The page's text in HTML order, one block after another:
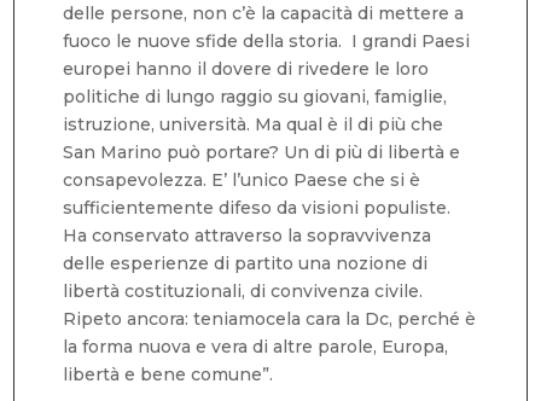
delle persone, non c’è la capacità di mettere a
fuoco le nuove sfide della storia. I grandi Paesi
europei hanno il dovere di rivedere le loro
politiche di lungo raggio su giovani, famiglie,
istruzione, università. Ma qual è il di più che
San Marino può portare? Un di più di libertà e
consapevolezza. E’ l’unico Paese che si è
sufficientemente difeso da visioni populiste.
Ha conservato attraverso la sopravvivenza
delle esperienze di partito una nozione di
libertà costituzionali, di convivenza civile.
Ripeto ancora: teniamocela cara la Dc, perché è
la forma nuova e vera di altre parole, Europa,
libertà e bene comune”.